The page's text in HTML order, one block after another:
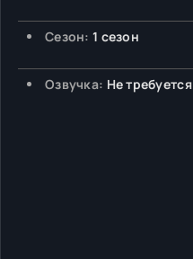
Сезон: 1 сезон
Озвучка: Не требуется